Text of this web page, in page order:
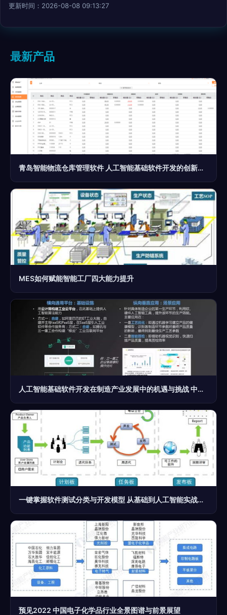
更新时间：2026-08-08 09:13:27
最新产品
青岛智能物流仓库管理软件 人工智能基础软件开发的创新实践
MES如何赋能智能工厂四大能力提升
人工智能基础软件开发在制造产业发展中的机遇与挑战 中国视角研究报告
一键掌握软件测试分类与开发模型 从基础到人工智能实战指南
预见2022 中国电子化学品行业全景图谱与前景展望